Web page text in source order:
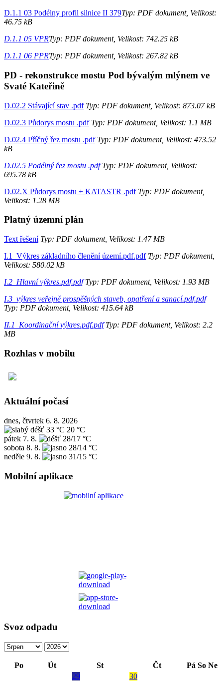
D.1.1 03 Podélny profil silnice II 379Typ: PDF dokument, Velikost:
46.75 kB
D.1.1 05 VPRTyp: PDF dokument, Velikost: 742.25 kB
D.1.1 06 PPRTyp: PDF dokument, Velikost: 267.82 kB
PD - rekonstrukce mostu Pod bývalým mlýnem ve
Svaté Kateřině
D.02.2 Stávající stav .pdfTyp: PDF dokument, Velikost: 873.07 kB
D.02.3 Půdorys mostu .pdfTyp: PDF dokument, Velikost: 1.1 MB
D.02.4 Příčný řez mostu .pdfTyp: PDF dokument, Velikost: 473.52
kB
D.02.5 Podélný řez mostu .pdfTyp: PDF dokument, Velikost:
695.78 kB
D.02.X Půdorys mostu + KATASTR .pdfTyp: PDF dokument,
Velikost: 1.28 MB
Platný územní plán
Text řešeníTyp: PDF dokument, Velikost: 1.47 MB
I.1_Výkres základního členění území.pdf.pdfTyp: PDF dokument,
Velikost: 580.02 kB
I.2_Hlavní výkres.pdf.pdfTyp: PDF dokument, Velikost: 1.93 MB
I.3_výkres veřejně prospěšných staveb, opatření a sanací.pdf.pdf
Typ: PDF dokument, Velikost: 415.64 kB
II.1_Koordinační výkres.pdf.pdfTyp: PDF dokument, Velikost: 2.2
MB
Rozhlas v mobilu
Aktuální počasí
dnes, čtvrtek 6. 8. 2026
33 °C 20 °C
pátek 7. 8.
28/17 °C
sobota 8. 8.
28/14 °C
neděle 9. 8. 31/15 °C
Mobilní aplikace
Svoz odpadu
Po Út St Čt Pá So Ne
29
30